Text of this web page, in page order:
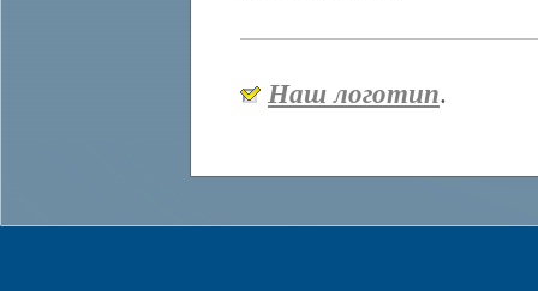
Наш логотип.